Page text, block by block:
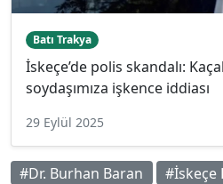
Batı Trakya
İskeçe’de polis skandalı:
soydaşımıza işkence iddiası
29 Eylül 2025
#Dr. Burhan Baran
#İskeçe